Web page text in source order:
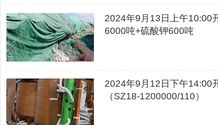
2024年9月13日上午10:00
6000吨+硫酸钾600吨
2024年9月12日下午14:00
（SZ18-1200000/110）